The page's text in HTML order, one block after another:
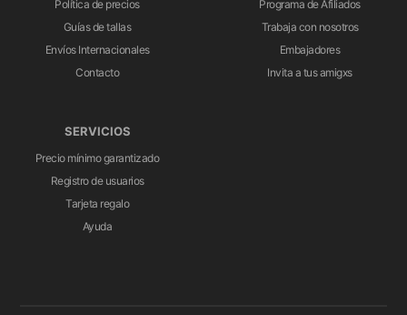
Política de precios
Guías de tallas
Envíos Internacionales
Contacto
Programa de Afiliados
Trabaja con nosotros
Embajadores
Invita a tus amigxs
SERVICIOS
Precio mínimo garantizado
Registro de usuarios
Tarjeta regalo
Ayuda